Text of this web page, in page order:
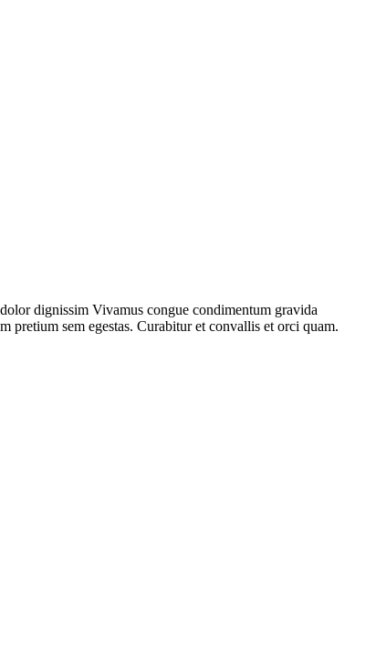
dignissim Vivamus congue condimentum gravida
pretium sem egestas. Curabitur et convallis et orci quam.